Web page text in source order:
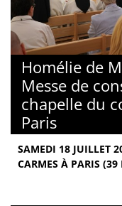
Homélie de
Messe de
chapelle du
Paris
SAMEDI 18 JUILLET
CARMES À PARIS (39